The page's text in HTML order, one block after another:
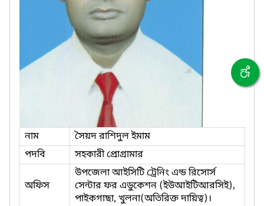
নাম
সৈয়দ রাশিদুল ইমাম
পদবি
সহকারী প্রোগ্রামার
অফিস
উপজেলা আইসিটি ট্রেনিং এন্ড রিসোর্স
সেন্টার ফর এডুকেশন (ইউআইটিআরসিই),
পাইকগাছা, খুলনা(অতিরিক্ত দায়িত্ব)।